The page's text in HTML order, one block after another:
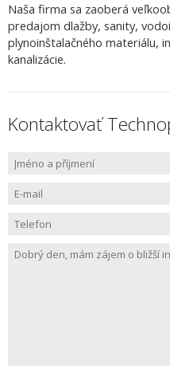
Naša firma sa zaoberá
predajom dlažby, sanity,
plynoinštalačného materiálu,
kanalizácie.
Kontaktovať